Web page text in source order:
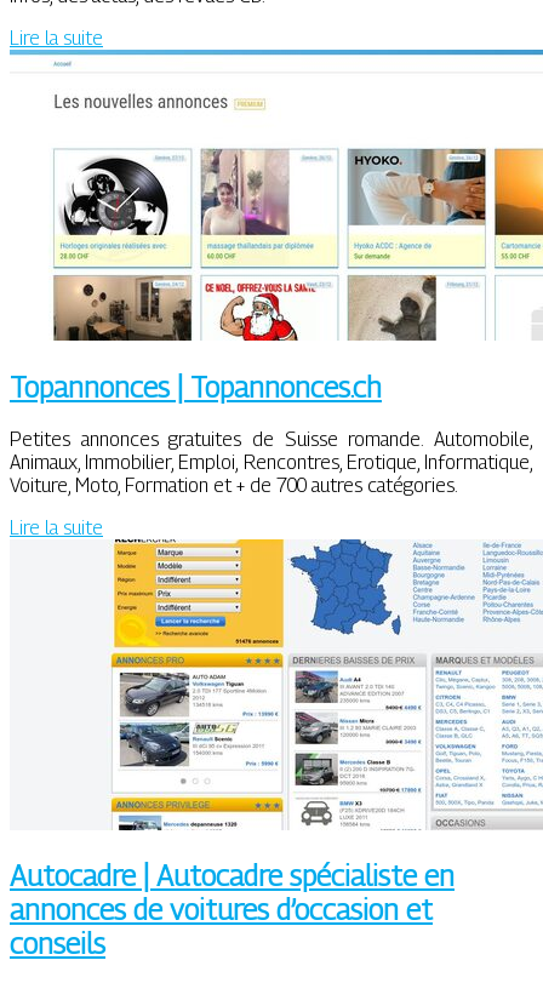
Lire la suite
Topannonces | Topannonces.ch
Petites annonces gratuites de Suisse romande. Automobile,
Animaux, Immobilier, Emploi, Rencontres, Erotique, Informatique,
Voiture, Moto, Formation et + de 700 autres catégories.
Lire la suite
Autocadre | Autocadre spécialiste en
annonces de voitures d’occasion et
conseils